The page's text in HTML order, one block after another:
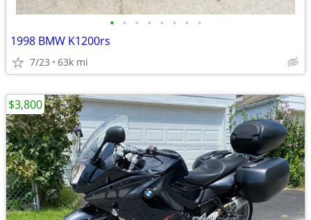
• • • • • • • •
1998 BMW K1200rs
7/23 63k mi
$3,800